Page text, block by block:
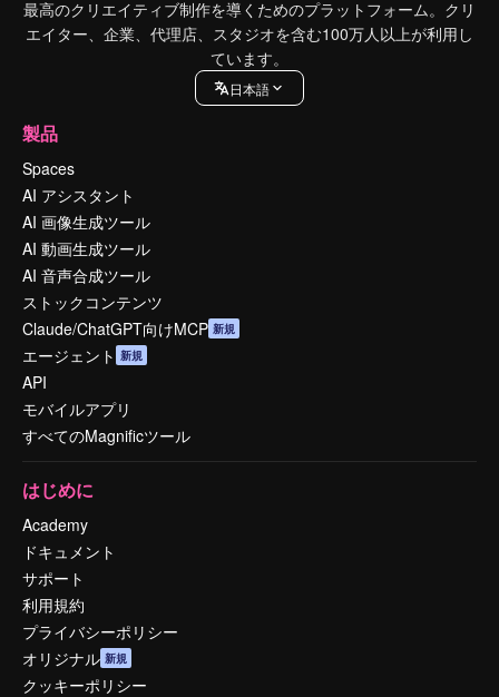
最高のクリエイティブ制作を導くためのプラットフォーム。クリ
エイター、企業、代理店、スタジオを含む100万人以上が利用し
ています。
日本語
製品
Spaces
AI アシスタント
AI 画像生成ツール
AI 動画生成ツール
AI 音声合成ツール
ストックコンテンツ
Claude/ChatGPT向けMCP 新規
エージェント 新規
API
モバイルアプリ
すべてのMagnificツール
はじめに
Academy
ドキュメント
サポート
利用規約
プライバシーポリシー
オリジナル 新規
クッキーポリシー